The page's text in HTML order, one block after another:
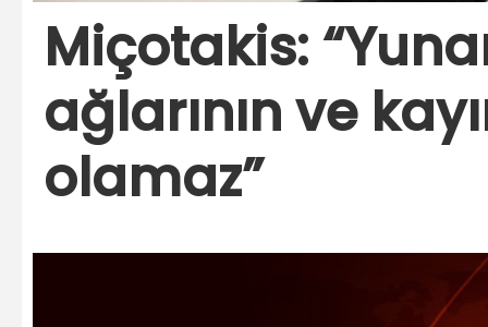
Miçotakis:
ağlarının ve
olamaz”